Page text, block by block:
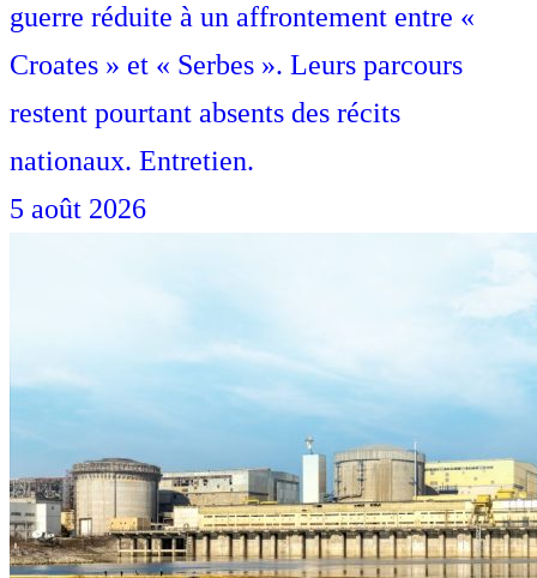
guerre réduite à un affrontement entre «
Croates » et « Serbes ». Leurs parcours
restent pourtant absents des récits
nationaux. Entretien.
5 août 2026